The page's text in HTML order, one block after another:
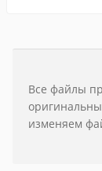
Все файлы
изменяем